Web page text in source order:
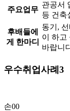
주요업무
관공서
등 건축
후배들에
게 한마디
동기,
이 하고
바랍니
우수취업사례3
손00